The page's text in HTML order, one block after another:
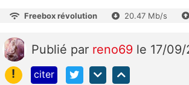
Freebox révolution 20.47 Mb/s
Publié par reno69 le 17/09/
!
citer